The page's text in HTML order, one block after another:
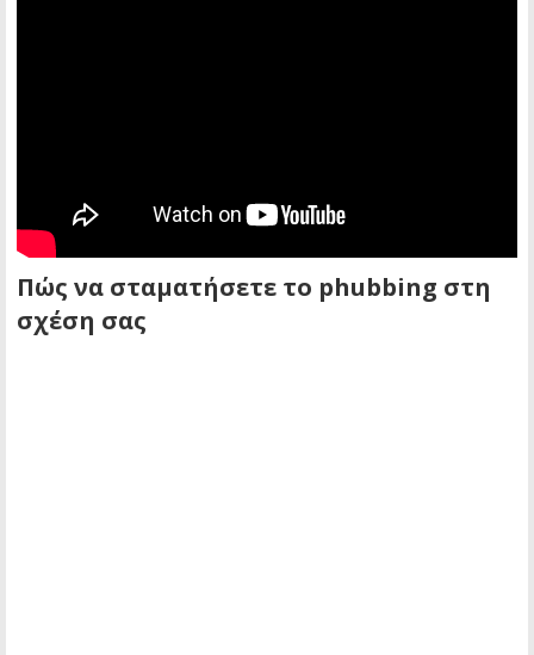
Πώς να σταματήσετε το phubbing στη
σχέση σας